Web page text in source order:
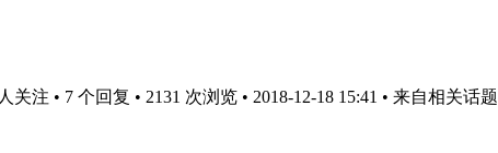
关注 • 7 个回复 • 2131 次浏览 • 2018-12-18 15:41 • 来自相关话题